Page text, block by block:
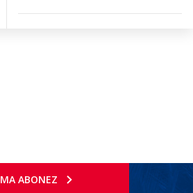
MA ABONEZ